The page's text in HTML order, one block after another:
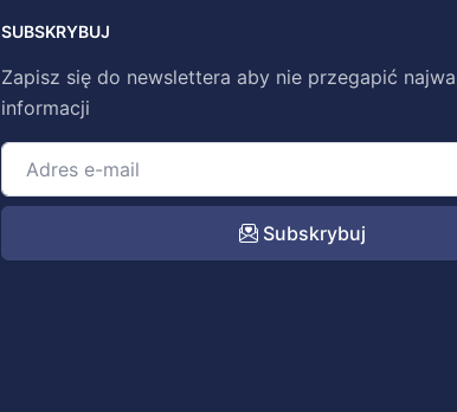
SUBSKRYBUJ
Zapisz się do newslettera aby nie przegapić
informacji
Subskrybuj